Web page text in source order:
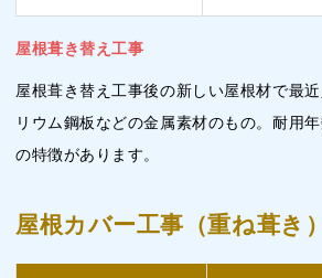
屋根葺き替え工事
屋根葺き替え工事後の新しい屋根材で最
リウム鋼板などの金属素材のもの。耐用
の特徴があります。
屋根カバー工事（重ね葺き